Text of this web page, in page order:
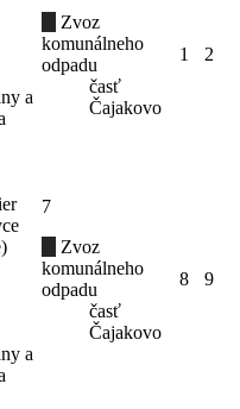
a
Zvoz
komunálneho
odpadu
časť
Čajakovo
1 2
a
7
Zvoz
komunálneho
odpadu
časť
Čajakovo
8 9